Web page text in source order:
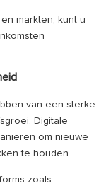
markten, kunt u
van een sterke
Digitale
om nieuwe
te houden.
zoals